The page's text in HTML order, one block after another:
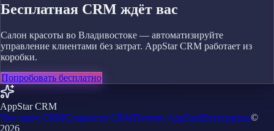
Бесплатная CRM ждёт вас
Салон красоты во Владивостоке — автоматизируйте
управление клиентами без затрат. AppStar CRM работает из
коробки.
Попробовать бесплатно
AppStar CRM
Что такое CRMСущности CRMПочему AppStarИнтеграции©
2026